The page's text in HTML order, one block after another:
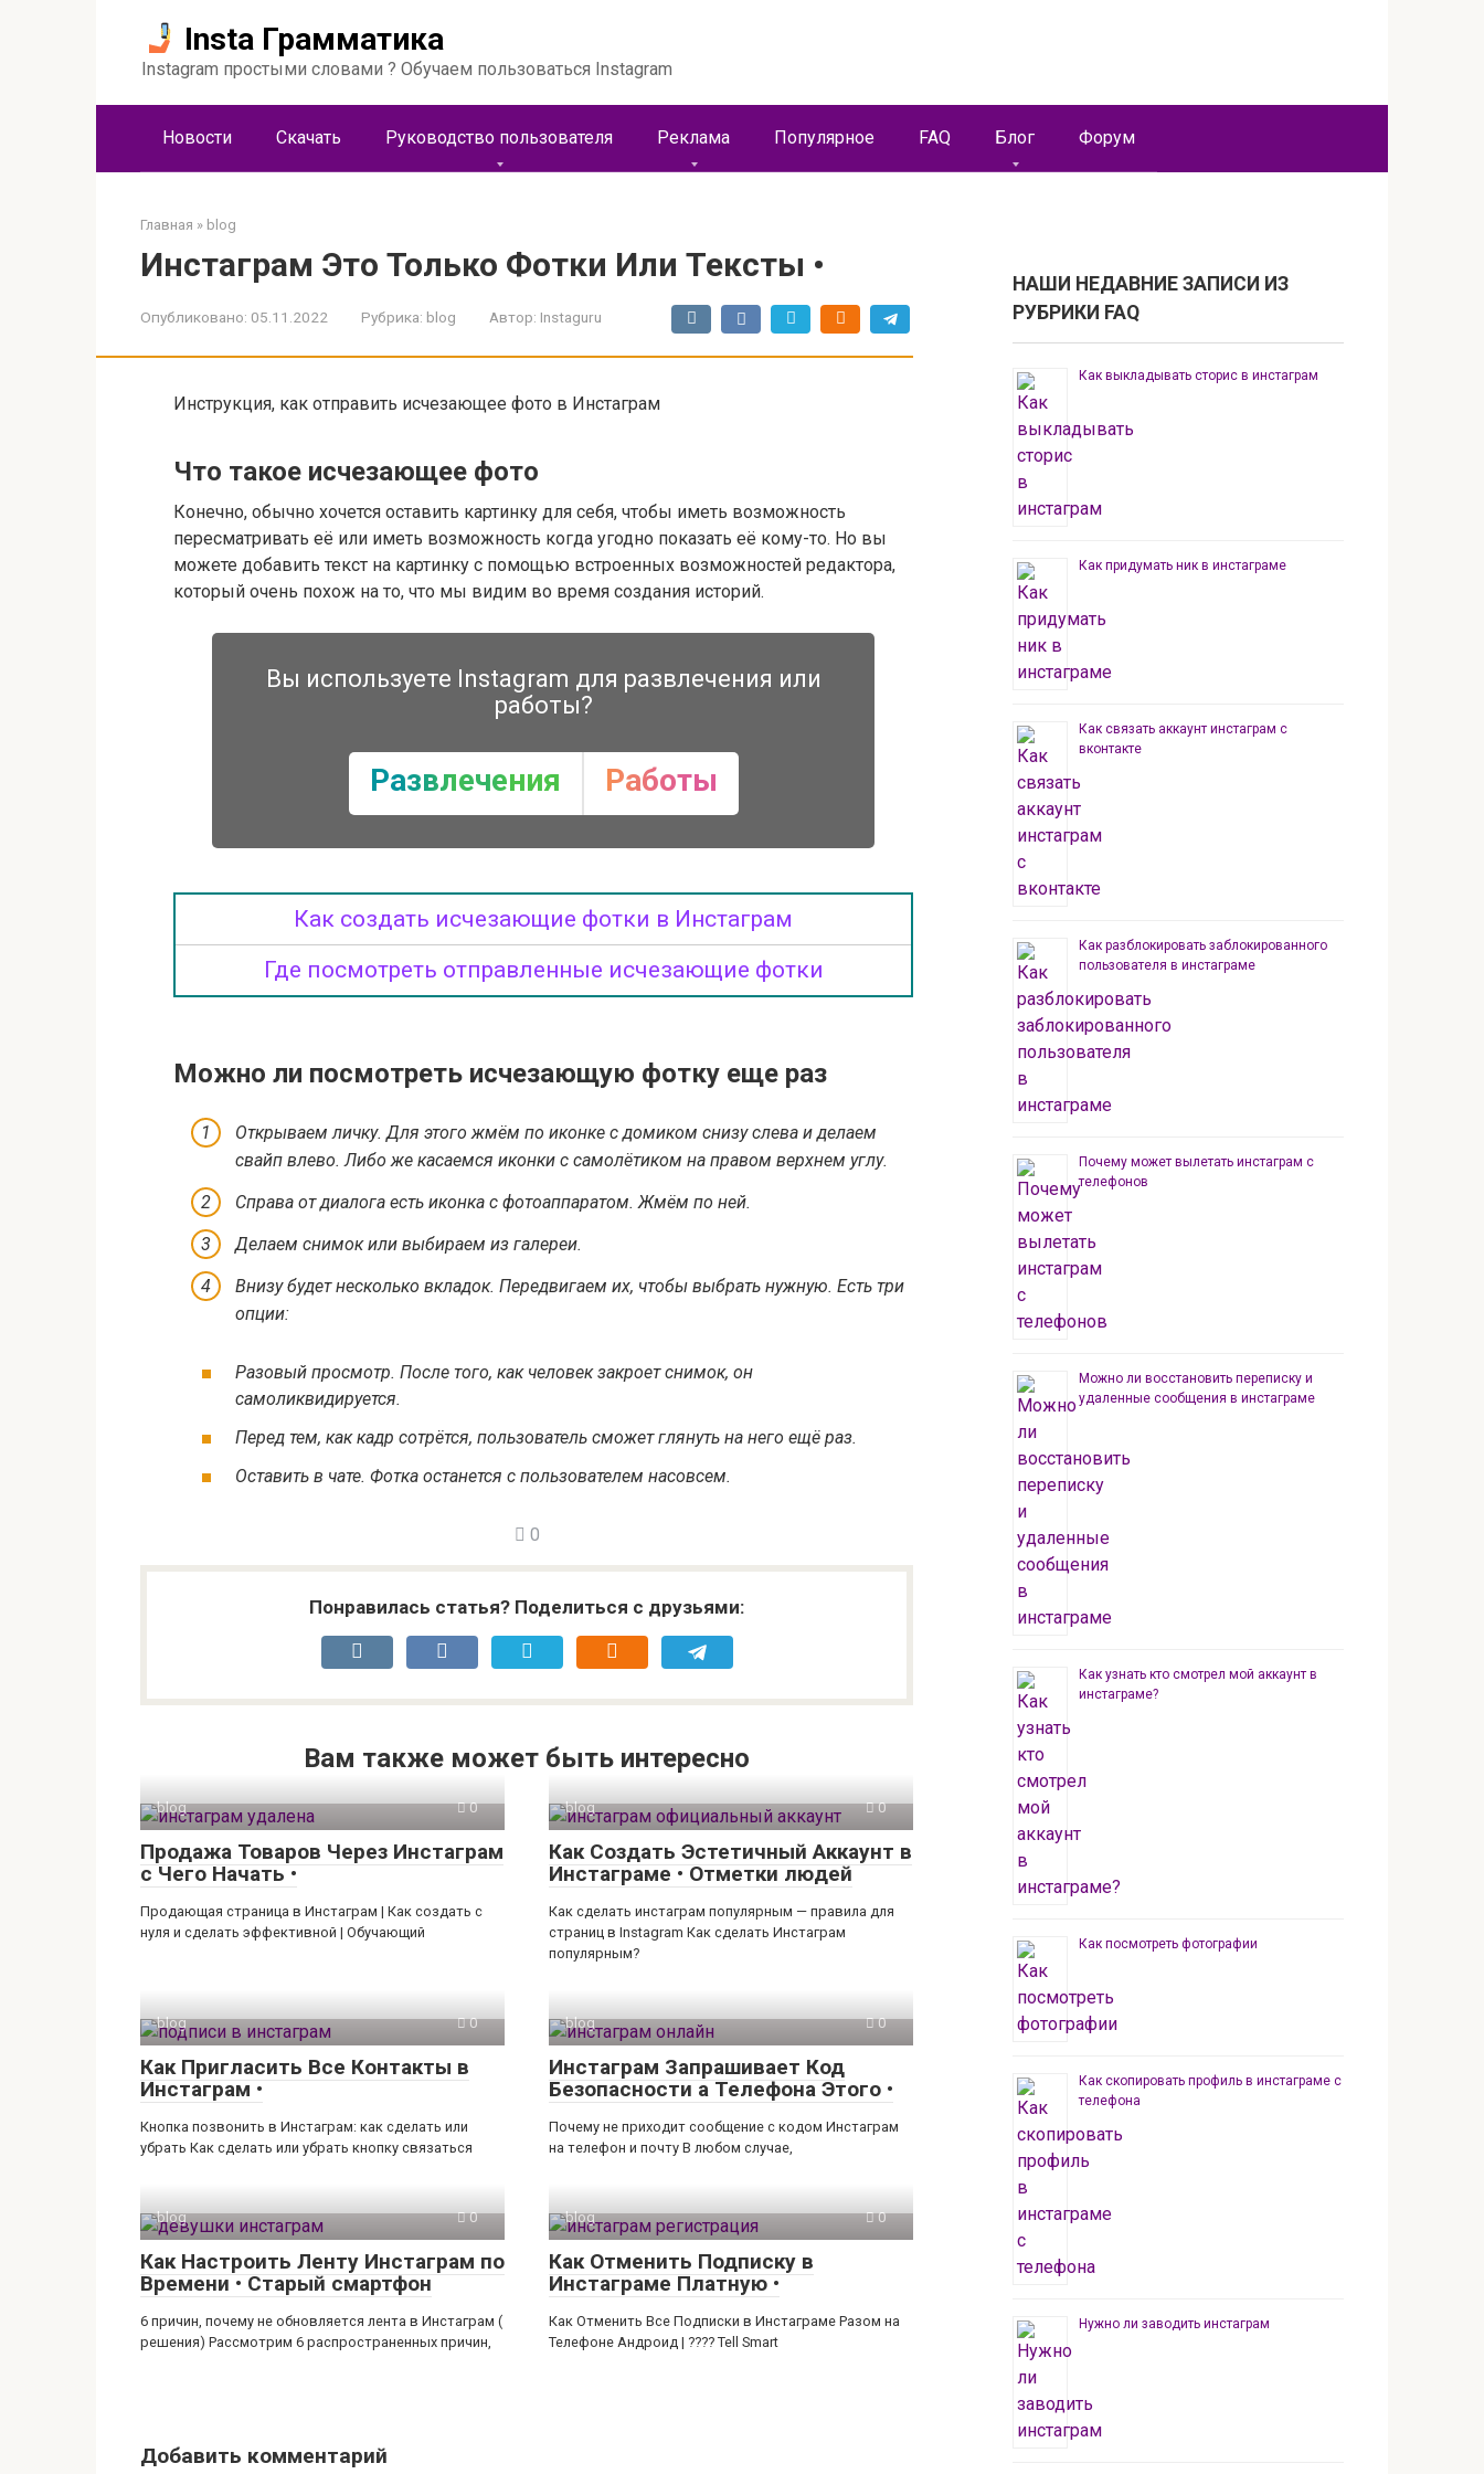
Insta Грамматика
Instagram простыми словами ? Обучаем пользоваться Instagram
Новости Скачать Руководство пользователя Реклама Популярное FAQ Блог Форум
Главная » blog
Инстаграм Это Только Фотки Или Тексты •
Опубликовано: 05.11.2022 Рубрика: blog Автор: Instaguru
Инструкция, как отправить исчезающее фото в Инстаграм
Что такое исчезающее фото
Конечно, обычно хочется оставить картинку для себя, чтобы иметь возможность
пересматривать её или иметь возможность когда угодно показать её кому-то. Но вы
можете добавить текст на картинку с помощью встроенных возможностей редактора,
который очень похож на то, что мы видим во время создания историй.
Вы используете Instagram для развлечения или
работы?
Развлечения Работы
Как создать исчезающие фотки в Инстаграм
Где посмотреть отправленные исчезающие фотки
Можно ли посмотреть исчезающую фотку еще раз
Открываем личку. Для этого жмём по иконке с домиком снизу слева и делаем
свайп влево. Либо же касаемся иконки с самолётиком на правом верхнем углу.
Справа от диалога есть иконка с фотоаппаратом. Жмём по ней.
Делаем снимок или выбираем из галереи.
Внизу будет несколько вкладок. Передвигаем их, чтобы выбрать нужную. Есть три
опции:
Разовый просмотр. После того, как человек закроет снимок, он
самоликвидируется.
Перед тем, как кадр сотрётся, пользователь сможет глянуть на него ещё раз.
Оставить в чате. Фотка останется с пользователем насовсем.
0
Понравилась статья? Поделиться с друзьями:
Вам также может быть интересно
blog 0
Продажа Товаров Через Инстаграм
с Чего Начать •
Продающая страница в Инстаграм | Как создать с
нуля и сделать эффективной | Обучающий
blog 0
Как Создать Эстетичный Аккаунт в
Инстаграме • Отметки людей
Как сделать инстаграм популярным — правила для
страниц в Instagram Как сделать Инстаграм
популярным?
blog 0
Как Пригласить Все Контакты в
Инстаграм •
Кнопка позвонить в Инстаграм: как сделать или
убрать Как сделать или убрать кнопку связаться
blog 0
Инстаграм Запрашивает Код
Безопасности а Телефона Этого •
Почему не приходит сообщение с кодом Инстаграм
на телефон и почту В любом случае,
blog 0
Как Настроить Ленту Инстаграм по
Времени • Старый смартфон
6 причин, почему не обновляется лента в Инстаграм (
решения) Рассмотрим 6 распространенных причин,
blog 0
Как Отменить Подписку в
Инстаграме Платную •
Как Отменить Все Подписки в Инстаграме Разом на
Телефоне Андроид | ???? Tell Smart
Добавить комментарий
НАШИ НЕДАВНИЕ ЗАПИСИ ИЗ
РУБРИКИ FAQ
Как выкладывать сторис в инстаграм
Как придумать ник в инстаграме
Как связать аккаунт инстаграм с
вконтакте
Как разблокировать заблокированного
пользователя в инстаграме
Почему может вылетать инстаграм с
телефонов
Можно ли восстановить переписку и
удаленные сообщения в инстаграме
Как узнать кто смотрел мой аккаунт в
инстаграме?
Как посмотреть фотографии
Как скопировать профиль в инстаграме с
телефона
Нужно ли заводить инстаграм